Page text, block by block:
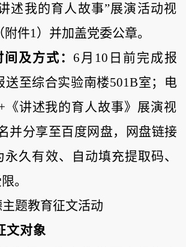
述我的育人故事”展演活动视
（附件1）并加盖党委公章。
及方式： 6月10日前完成报
送至综合实验南楼501B室；电
《讲述我的育人故事》展演视
并分享至百度网盘，网盘链接
久有效、自动填充提取码、
。
题教育征文活动
文对象